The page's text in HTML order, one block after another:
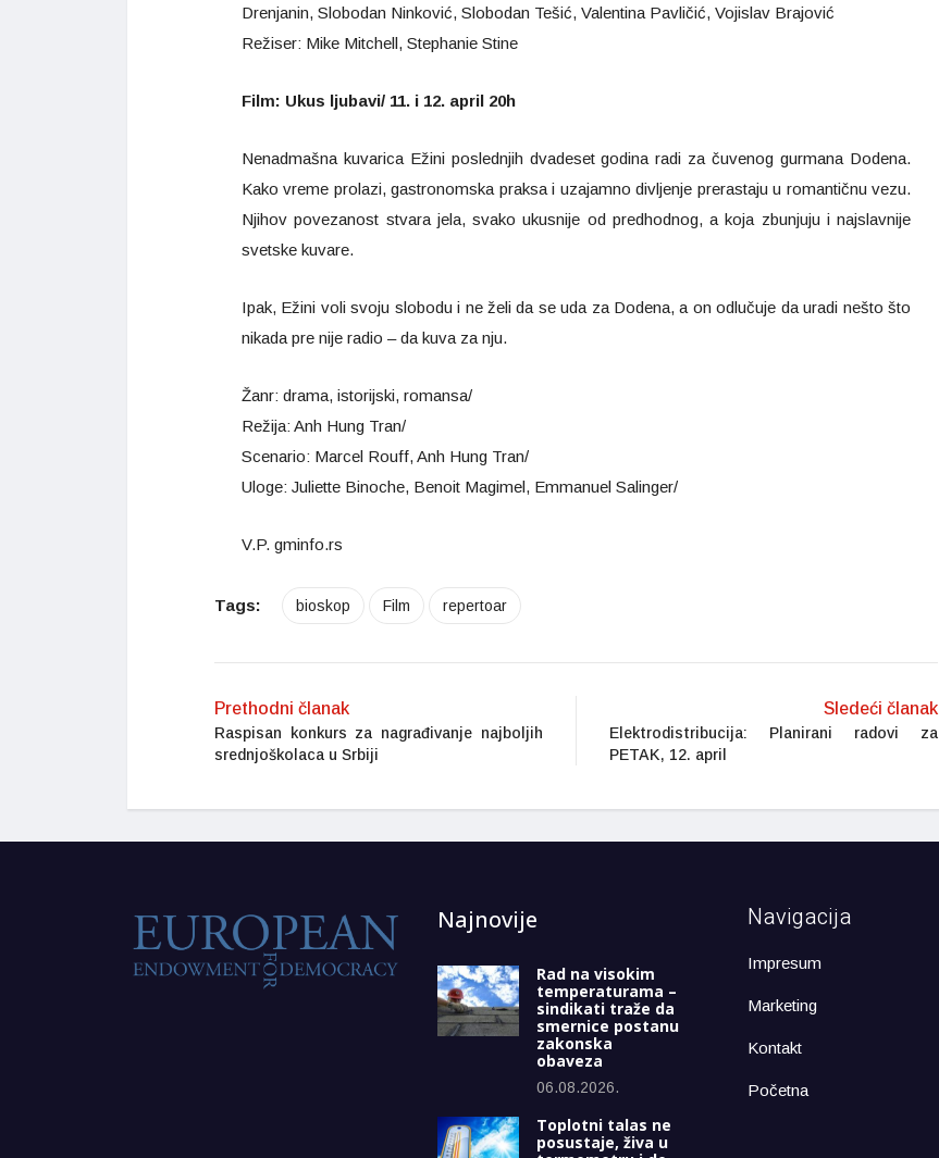
Drenjanin, Slobodan Ninković, Slobodan Tešić, Valentina Pavličić, Vojislav Brajović
Režiser: Mike Mitchell, Stephanie Stine
Film: Ukus ljubavi/ 11. i 12. april 20h
Nenadmašna kuvarica Ežini poslednjih dvadeset godina radi za čuvenog gurmana Dodena.
Kako vreme prolazi, gastronomska praksa i uzajamno divljenje prerastaju u romantičnu vezu.
Njihov povezanost stvara jela, svako ukusnije od predhodnog, a koja zbunjuju i najslavnije
svetske kuvare.
Ipak, Ežini voli svoju slobodu i ne želi da se uda za Dodena, a on odlučuje da uradi nešto što
nikada pre nije radio – da kuva za nju.
Žanr: drama, istorijski, romansa/
Režija: Anh Hung Tran/
Scenario: Marcel Rouff, Anh Hung Tran/
Uloge: Juliette Binoche, Benoit Magimel, Emmanuel Salinger/
V.P. gminfo.rs
Tags: bioskop Film repertoar
Prethodni članak
Raspisan konkurs za nagrađivanje najboljih
srednjoškolaca u Srbiji
Sledeći članak
Elektrodistribucija: Planirani radovi za
PETAK, 12. april
Najnovije
Rad na visokim
temperaturama –
sindikati traže da
smernice postanu
zakonska
obaveza
06.08.2026.
Toplotni talas ne
posustaje, živa u
Navigacija
Impresum
Marketing
Kontakt
Početna